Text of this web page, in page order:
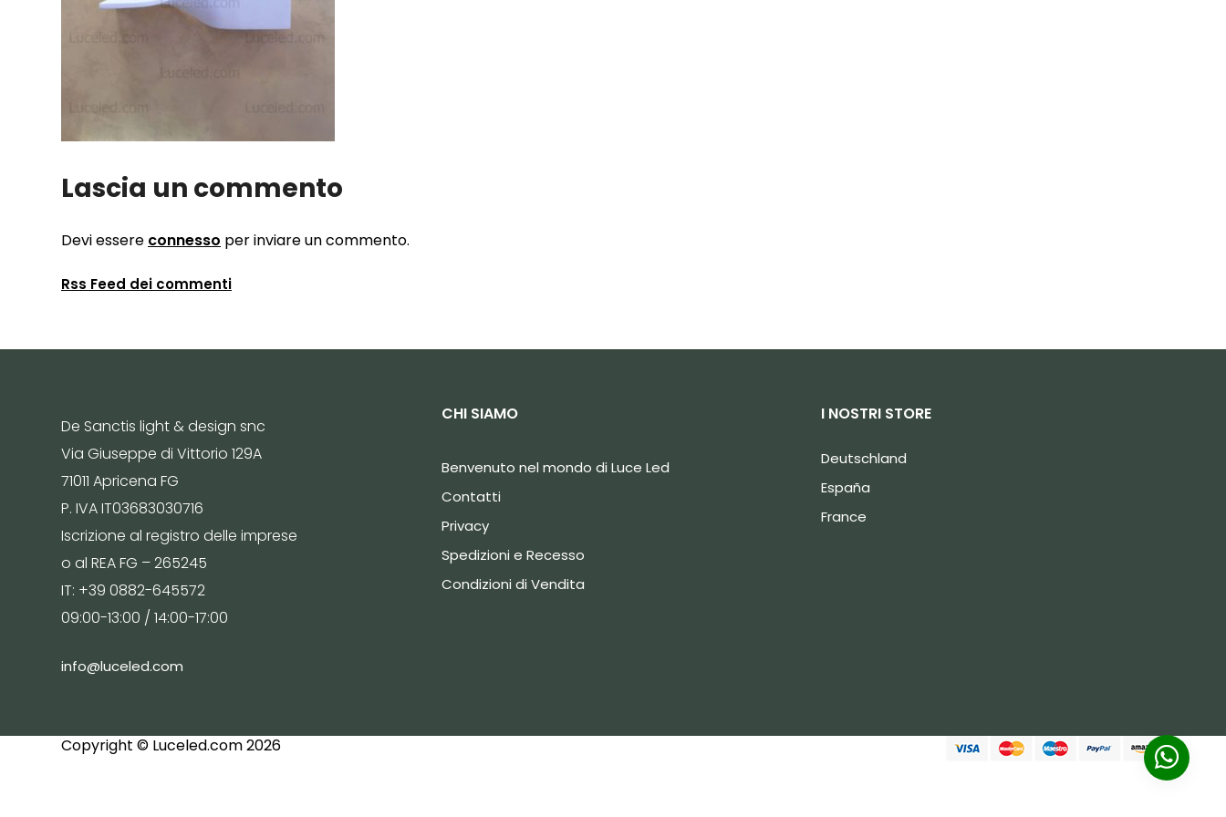
Lascia un commento
Devi essere connesso per inviare un commento.
Rss Feed dei commenti
De Sanctis light & design snc
Via Giuseppe di Vittorio 129A
71011 Apricena FG
P. IVA IT03683030716
Iscrizione al registro delle imprese
o al REA FG – 265245
IT: +39 0882-645572
09:00-13:00 / 14:00-17:00
info@luceled.com
CHI SIAMO
Benvenuto nel mondo di Luce Led
Contatti
Privacy
Spedizioni e Recesso
Condizioni di Vendita
I NOSTRI STORE
Deutschland
España
France
Copyright © Luceled.com 2026